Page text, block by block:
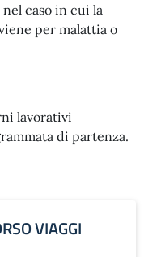
caso in cui la
per malattia o
lavorativi
di partenza.
VIAGGI
VIAGGI